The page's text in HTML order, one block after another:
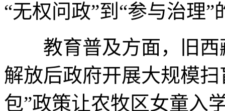
“无权问政”到“参与治理”
教育普及方面，旧西
解放后政府开展大规模
包”政策让农牧区女童入